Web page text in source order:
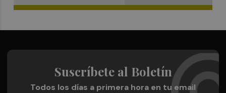
Suscríbete al Boletín
Todos los días a primera hora en tu email